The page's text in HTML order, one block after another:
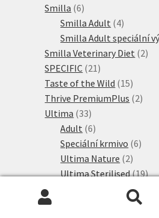
Smilla 66
produktů
Smilla Adult 44
produkty
Smilla Adult speciální
Smilla Veterinary Diet 22
SPECIFIC 21 21
produktů
Taste of the Wild 1515
Thrive PremiumPlus 22
Ultima 3333
produktů
Adult 66
produktů
Speciální krmivo 66
Ultima Nature 22
Ultima Sterilised 1919
Venandi Animal
produktů
Veterinární diety 2424